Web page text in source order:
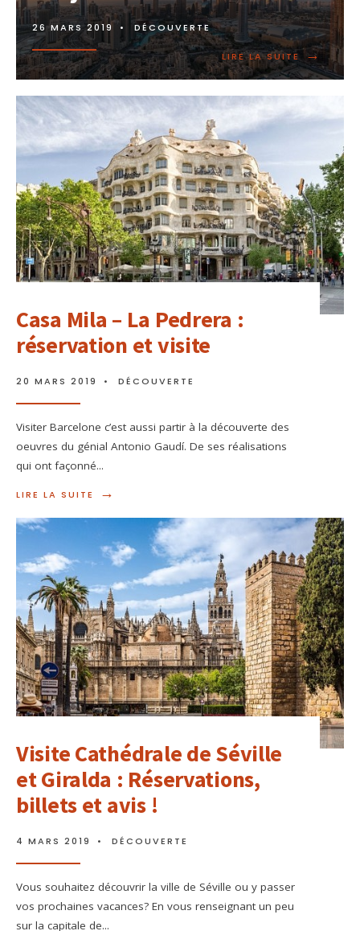
26 MARS 2019 • DÉCOUVERTE
LIRE LA SUITE →
Casa Mila – La Pedrera :
réservation et visite
20 MARS 2019 • DÉCOUVERTE
Visiter Barcelone c’est aussi partir à la découverte des
oeuvres du génial Antonio Gaudí. De ses réalisations
qui ont façonné...
LIRE LA SUITE →
Visite Cathédrale de Séville
et Giralda : Réservations,
billets et avis !
4 MARS 2019 • DÉCOUVERTE
Vous souhaitez découvrir la ville de Séville ou y passer
vos prochaines vacances? En vous renseignant un peu
sur la capitale de...